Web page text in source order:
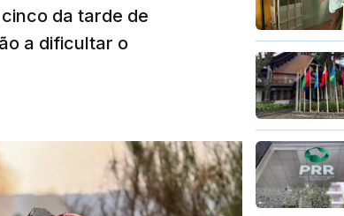
da tarde de
a dificultar o